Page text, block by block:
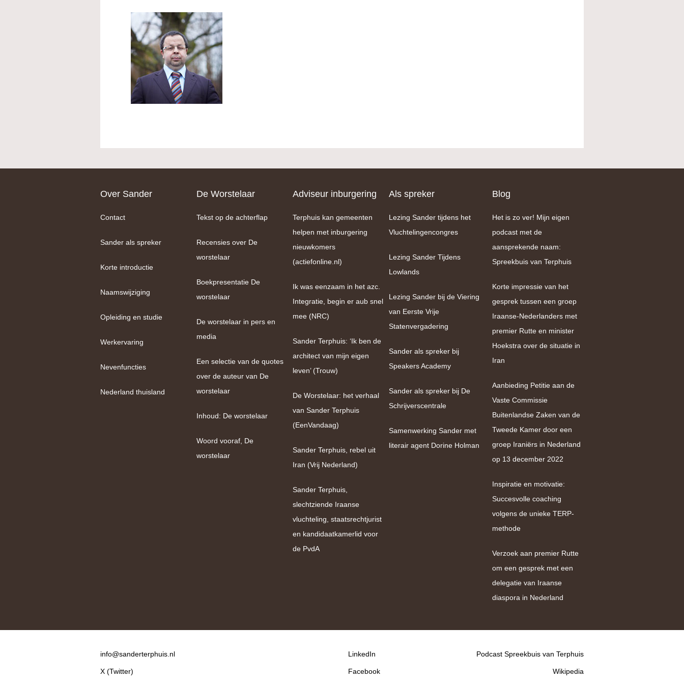
Over Sander
Contact
Sander als spreker
Korte introductie
Naamswijziging
Opleiding en studie
Werkervaring
Nevenfuncties
Nederland thuisland
De Worstelaar
Tekst op de achterflap
Recensies over De
worstelaar
Boekpresentatie De
worstelaar
De worstelaar in pers en
media
Een selectie van de quotes
over de auteur van De
worstelaar
Inhoud: De worstelaar
Woord vooraf, De
worstelaar
Adviseur inburgering
Terphuis kan gemeenten
helpen met inburgering
nieuwkomers
(actiefonline.nl)
Ik was eenzaam in het azc.
Integratie, begin er aub snel
mee (NRC)
Sander Terphuis: ‘Ik ben de
architect van mijn eigen
leven’ (Trouw)
De Worstelaar: het verhaal
van Sander Terphuis
(EenVandaag)
Sander Terphuis, rebel uit
Iran (Vrij Nederland)
Sander Terphuis,
slechtziende Iraanse
vluchteling, staatsrechtjurist
en kandidaatkamerlid voor
de PvdA
Als spreker
Lezing Sander tijdens het
Vluchtelingencongres
Lezing Sander Tijdens
Lowlands
Lezing Sander bij de Viering
van Eerste Vrije
Statenvergadering
Sander als spreker bij
Speakers Academy
Sander als spreker bij De
Schrijverscentrale
Samenwerking Sander met
literair agent Dorine Holman
Blog
Het is zo ver! Mijn eigen
podcast met de
aansprekende naam:
Spreekbuis van Terphuis
Korte impressie van het
gesprek tussen een groep
Iraanse-Nederlanders met
premier Rutte en minister
Hoekstra over de situatie in
Iran
Aanbieding Petitie aan de
Vaste Commissie
Buitenlandse Zaken van de
Tweede Kamer door een
groep Iraniërs in Nederland
op 13 december 2022
Inspiratie en motivatie:
Succesvolle coaching
volgens de unieke TERP-
methode
Verzoek aan premier Rutte
om een gesprek met een
delegatie van Iraanse
diaspora in Nederland
Contact
info@sanderterphuis.nl
X (Twitter)
LinkedIn
Facebook
Podcast Spreekbuis van Terphuis
Wikipedia